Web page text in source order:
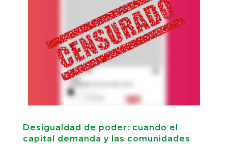
Desigualdad de poder: cuando el
capital demanda y las comunidades